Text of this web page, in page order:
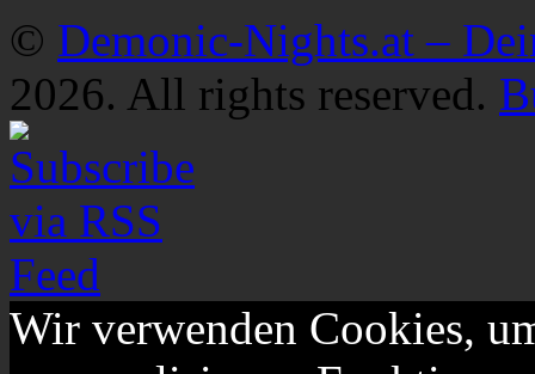
© Demonic-Nights.at –
2026. All rights reserved.
Wir verwenden Cookies,